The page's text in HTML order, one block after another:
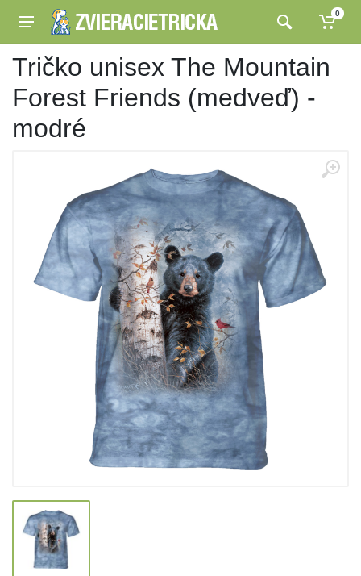
0
Tričko unisex The Mountain
Forest Friends (medveď) -
modré